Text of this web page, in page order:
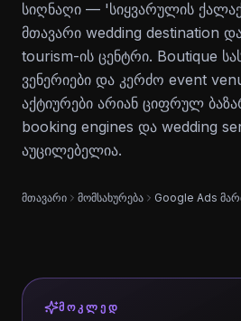
სიღნაღი — 'სიყვარულის
მთავარი wedding destination
tourism-ის ცენტრი. Boutique
ვენერიები და კერძო event
აქტიურები არიან ციფრულ
booking engines და wedding
აუცილებელია.
მთავარი მომსახურება Google Ads
ᲛᲝᲙᲚᲔᲓ